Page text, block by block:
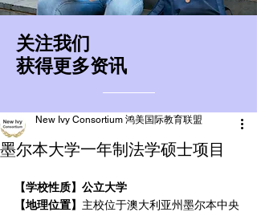
​关注我们
获得更多资讯
墨尔本大学一年制法学硕士项目
New Ivy Consortium 鸿美国际教育联盟
【学校性质】公立大学
【地理位置】 主校位于澳大利亚州墨尔本中央